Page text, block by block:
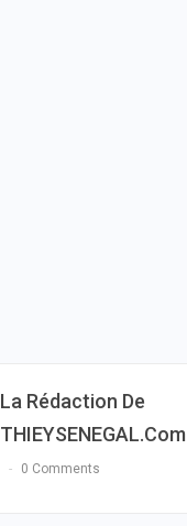
La Rédaction De
THIEYSENEGAL.com
0 Comments